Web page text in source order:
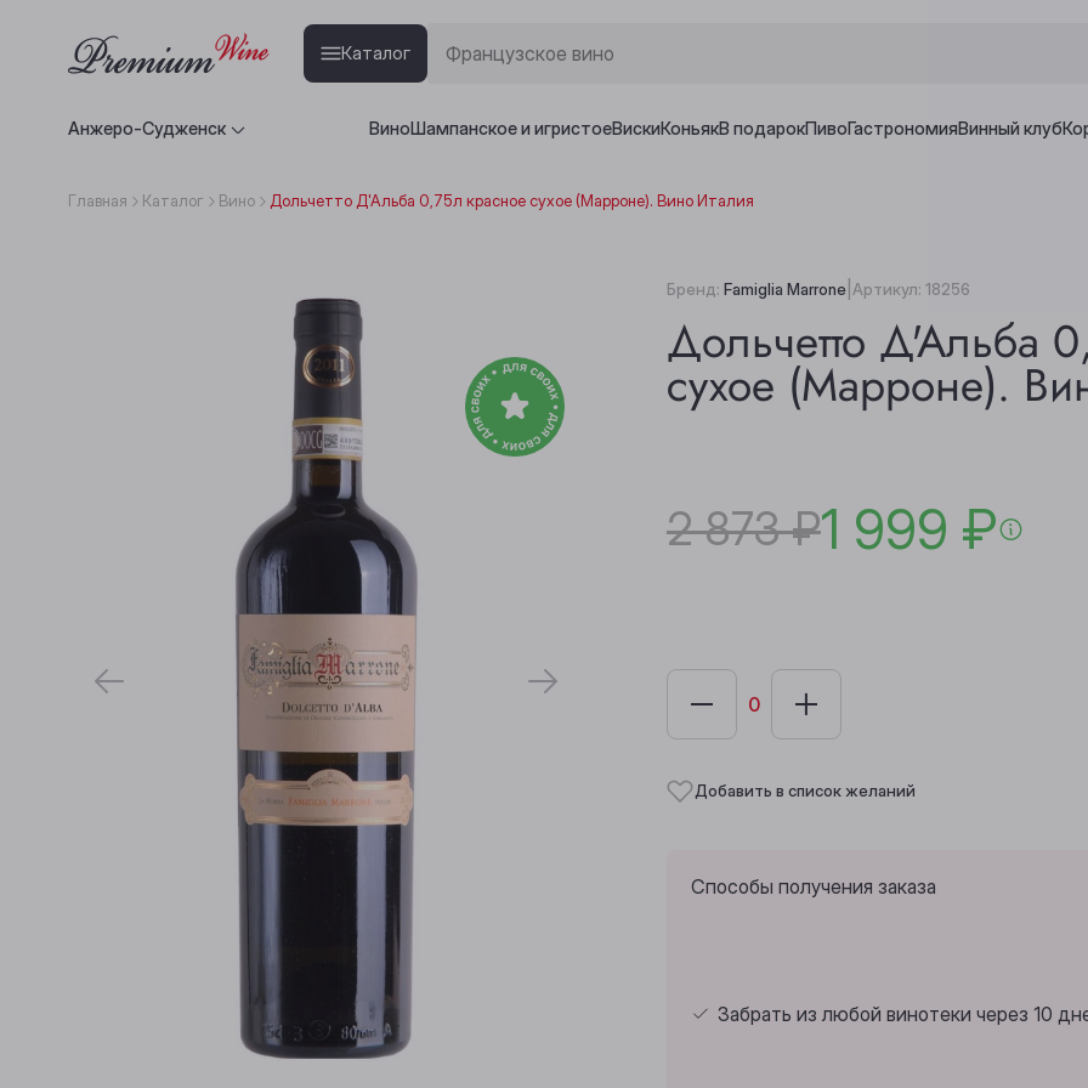
Каталог
Анжеро-Судженск ВиноШампанское и игристоеВискиКоньякВ подарокПивоГастрономияВинный клуб
Главная Каталог Вино Дольчетто Д'Альба 0,75л красное сухое (Марроне). Вино Италия
Бренд: Famiglia Marrone| Артикул: 18256
Дольчетто Д'Альба
сухое (Марроне).
2 873 ₽1 999 ₽
Добавить в список желаний
Способы получения заказа
Забрать из любой винотеки через 10